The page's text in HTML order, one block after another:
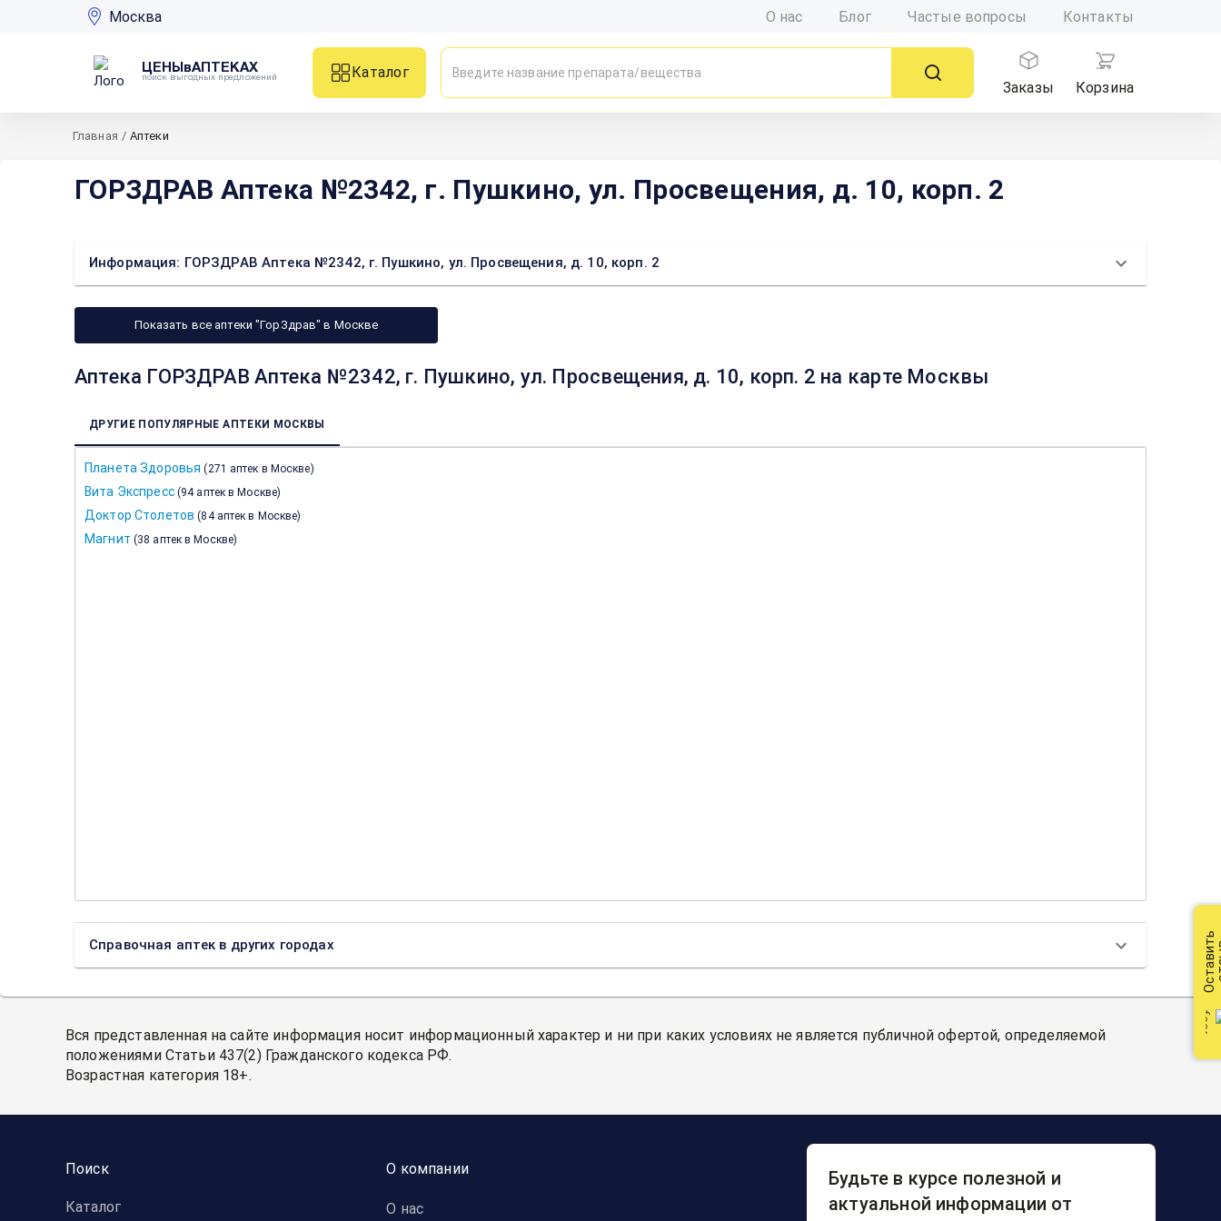
Москва О нас Блог Частые вопросы Контакты
ЦЕНЫвАПТЕКАХ
поиск выгодных предложений
Каталог
Заказы
Корзина
Главная / Аптеки
ГОРЗДРАВ Аптека №2342, г. Пушкино, ул. Просвещения, д. 10, корп. 2
Информация: ГОРЗДРАВ Аптека №2342, г. Пушкино, ул. Просвещения, д. 10, корп. 2
Показать все аптеки "ГорЗдрав" в Москве
Аптека ГОРЗДРАВ Аптека №2342, г. Пушкино, ул. Просвещения, д. 10, корп. 2 на карте Москвы
ДРУГИЕ ПОПУЛЯРНЫЕ АПТЕКИ МОСКВЫ
Планета Здоровья (271 аптек в Москве)
Вита Экспресс (94 аптек в Москве)
Доктор Столетов (84 аптек в Москве)
Магнит (38 аптек в Москве)
Справочная аптек в других городах
Вся представленная на сайте информация носит информационный характер и ни при каких условиях не является публичной офертой, определяемой
положениями Статьи 437(2) Гражданского кодекса РФ.
Возрастная категория 18+.
Поиск
Каталог
О компании
О нас
Будьте в курсе полезной и
актуальной информации от
Оставить